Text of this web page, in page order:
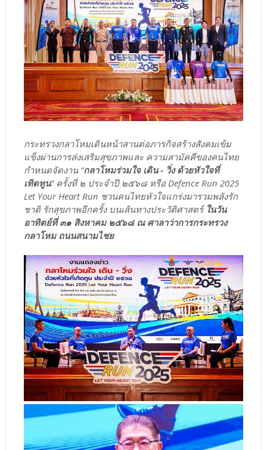
กระทรวงกลาโหมเดินหน้าสานต่อภารกิจสร้างสังคมเข้ม
แข็งผ่านการส่งเสริมสุขภาพและ ความสามัคคีของคนไทย
กำหนดจัดงาน “กลาโหมร่วมใจ เดิน - วิ่ง ด้วยหัวใจที่
เทิดทูน” ครั้งที่ ๒ ประจำปี ๒๕๖๘ หรือ Defence Run 2025
Let Your Heart Run ชวนคนไทยหัวใจแกร่งมารวมพลังรัก
ชาติ รักสุขภาพอีกครั้ง บนเส้นทางประวัติศาสตร์ในวัน
อาทิตย์ที่ ๓๑ สิงหาคม ๒๕๖๘ ณ ศาลาว่าการกระทรวง
กลาโหม ถนนสนามไชย